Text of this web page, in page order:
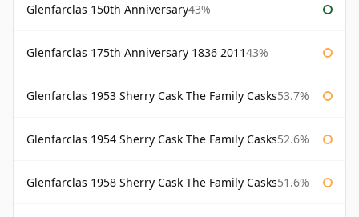
Glenfarclas 150th Anniversary43%
Glenfarclas 175th Anniversary 1836 201143%
Glenfarclas 1953 Sherry Cask The Family Casks53.7%
Glenfarclas 1954 Sherry Cask The Family Casks52.6%
Glenfarclas 1958 Sherry Cask The Family Casks51.6%